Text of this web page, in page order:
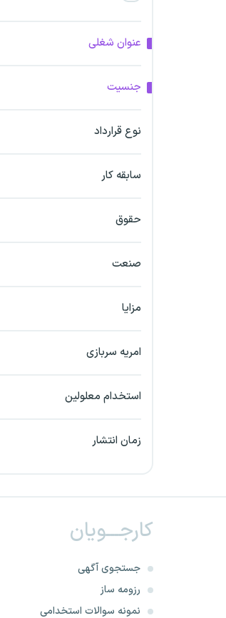
اراک
اردبیل
بندرعباس
خراسان شمالی
خرم آباد
خوزستان
عنوان شغلی
جنسیت
نوع قرارداد
سابقه کار
حقوق
صنعت
مزایا
امریه سربازی
استخدام معلولین
زمان انتشار
کارجـــویان
جستجوی آگهی
رزومه ساز
نمونه سوالات استخدامی